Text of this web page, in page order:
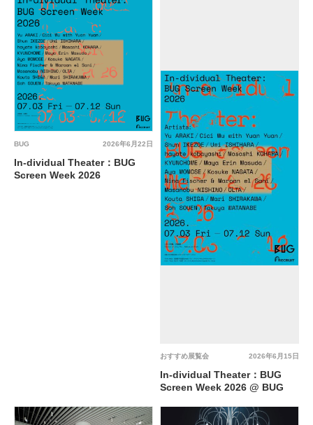
2026年6月22日
BUG
In-dividual Theater：BUG
Screen Week 2026
2026年6月15日
おすすめ展覧会
In-dividual Theater：BUG
Screen Week 2026 @ BUG